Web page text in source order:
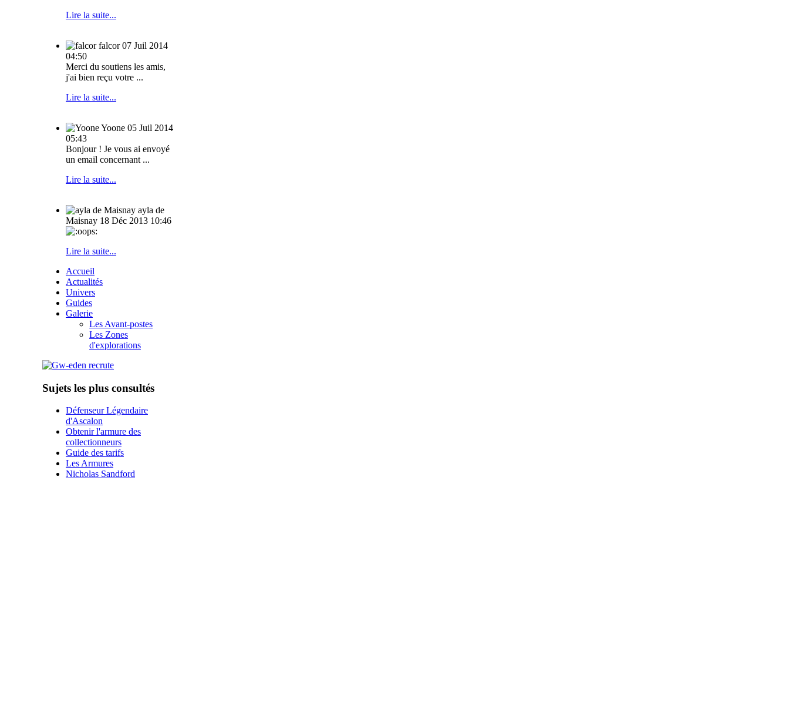
Lire la suite...
falcor 07 Juil 2014
04:50
Merci du soutiens les amis,
j'ai bien reçu votre ...
Lire la suite...
Yoone 05 Juil 2014
05:43
Bonjour ! Je vous ai envoyé
un email concernant ...
Lire la suite...
ayla de
Maisnay 18 Déc 2013 10:46
Lire la suite...
Accueil
Actualités
Univers
Guides
Galerie
Les Avant-postes
Les Zones
d'explorations
Sujets les plus consultés
Défenseur Légendaire
d'Ascalon
Obtenir l'armure des
collectionneurs
Guide des tarifs
Les Armures
Nicholas Sandford